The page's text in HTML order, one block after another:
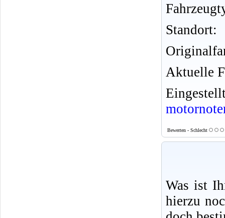
Standort:
Aktuelle
Bewerten - Schlecht
Was ist
hierzu